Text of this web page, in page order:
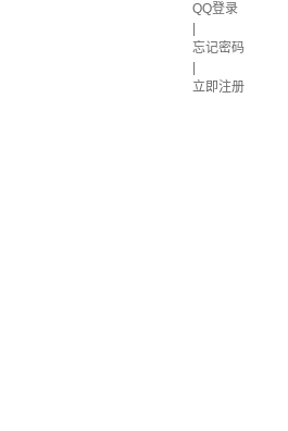
QQ登录
忘记密码
立即注册